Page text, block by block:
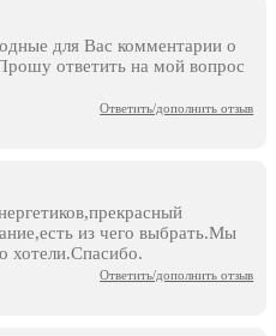
либо из филиалов
покупку в интернет-магазине.
для Вас комментарии о
ответить на мой вопрос
Ответить/дополнить отзыв
из чего выбрать.Мы
хотели.Спасибо.
Ответить/дополнить отзыв